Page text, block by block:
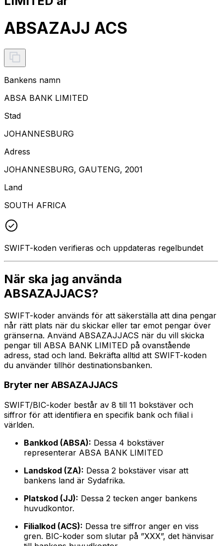
ABSAZAJJ ACS
Bankens namn
ABSA BANK LIMITED
Stad
JOHANNESBURG
Adress
JOHANNESBURG, GAUTENG, 2001
Land
SOUTH AFRICA
SWIFT-koden verifieras och uppdateras regelbundet
När ska jag använda
ABSAZAJJACS?
SWIFT-koder används för att säkerställa att dina pengar
når rätt plats när du skickar eller tar emot pengar över
gränserna. Använd ABSAZAJJACS när du vill skicka
pengar till ABSA BANK LIMITED på ovanstående
adress, stad och land. Bekräfta alltid att SWIFT-koden
du använder tillhör destinationsbanken.
Bryter ner ABSAZAJJACS
SWIFT/BIC-koder består av 8 till 11 bokstäver och
siffror för att identifiera en specifik bank och filial i
världen.
Bankkod (ABSA): Dessa 4 bokstäver
representerar ABSA BANK LIMITED
Landskod (ZA): Dessa 2 bokstäver visar att
bankens land är Sydafrika.
Platskod (JJ): Dessa 2 tecken anger bankens
huvudkontor.
Filialkod (ACS): Dessa tre siffror anger en viss
gren. BIC-koder som slutar på ”XXX”, det hänvisar